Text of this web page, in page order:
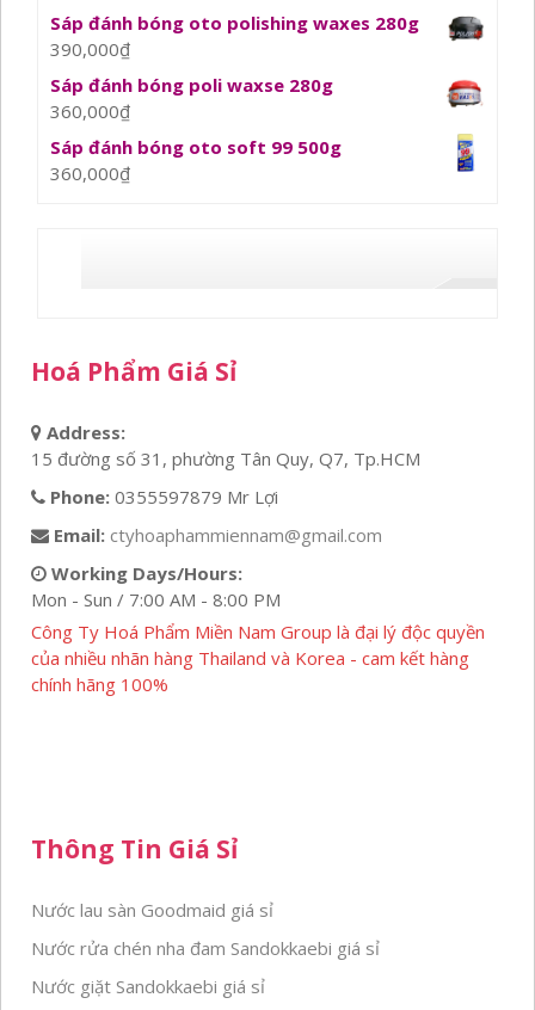
Sáp đánh bóng oto polishing waxes 280g
390,000₫
Sáp đánh bóng poli waxse 280g
360,000₫
Sáp đánh bóng oto soft 99 500g
360,000₫
Hoá Phẩm Giá Sỉ
Address:
15 đường số 31, phường Tân Quy, Q7, Tp.HCM
Phone: 0355597879 Mr Lợi
Email: ctyhoaphammiennam@gmail.com
Working Days/Hours:
Mon - Sun / 7:00 AM - 8:00 PM
Công Ty Hoá Phẩm Miền Nam Group là đại lý độc quyền
của nhiều nhãn hàng Thailand và Korea - cam kết hàng
chính hãng 100%
Thông Tin Giá Sỉ
Nước lau sàn Goodmaid giá sỉ
Nước rửa chén nha đam Sandokkaebi giá sỉ
Nước giặt Sandokkaebi giá sỉ